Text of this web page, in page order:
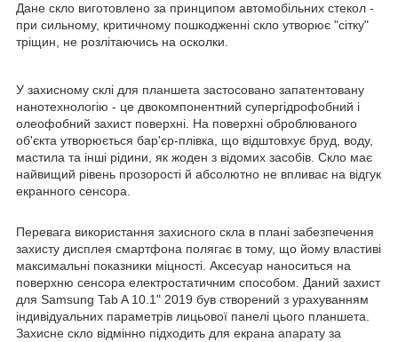
Дане скло виготовлено за принципом автомобільних стекол -
при сильному, критичному пошкодженні скло утворює "сітку"
тріщин, не розлітаючись на осколки.
У захисному склі для планшета застосовано запатентовану
нанотехнологію - це двокомпонентний супергідрофобний і
олеофобний захист поверхні. На поверхні оброблюваного
об'єкта утворюється бар'єр-плівка, що відштовхує бруд, воду,
мастила та інші рідини, як жоден з відомих засобів. Скло має
найвищий рівень прозорості й абсолютно не впливає на відгук
екранного сенсора.
Перевага використання захисного скла в плані забезпечення
захисту дисплея смартфона полягає в тому, що йому властиві
максимальні показники міцності. Аксесуар наноситься на
поверхню сенсора електростатичним способом. Даний захист
для Samsung Tab A 10.1" 2019 був створений з урахуванням
індивідуальних параметрів лицьової панелі цього планшета.
Захисне скло відмінно підходить для екрана апарату за